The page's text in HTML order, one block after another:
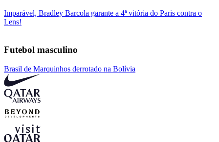
Imparável, Bradley Barcola garante a 4ª vitória do Paris contra o
Lens!
Futebol masculino
Brasil de Marquinhos derrotado na Bolívia